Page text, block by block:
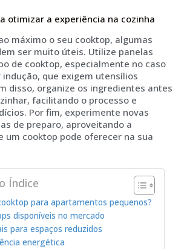
otimizar a experiência na cozinha
máximo o seu cooktop, algumas
ser muito úteis. Utilize panelas
de cooktop, especialmente no caso
que exigem utensílios
disso, organize os ingredientes antes
facilitando o processo e
Por fim, experimente novas
de preparo, aproveitando a
um cooktop pode oferecer na sua
Índice
para apartamentos pequenos?
disponíveis no mercado
para espaços reduzidos
energética